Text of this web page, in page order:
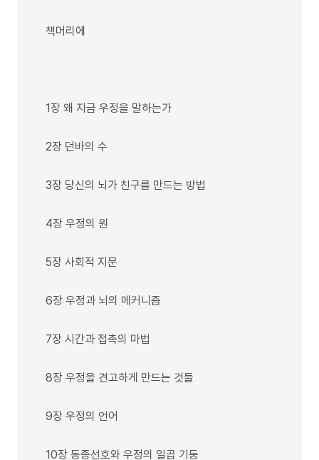
책머리에
1장 왜 지금 우정을 말하는가
2장 던바의 수
3장 당신의 뇌가 친구를 만드는 방법
4장 우정의 원
5장 사회적 지문
6장 우정과 뇌의 메커니즘
7장 시간과 접촉의 마법
8장 우정을 견고하게 만드는 것들
9장 우정의 언어
10장 동종선호와 우정의 일곱 기둥